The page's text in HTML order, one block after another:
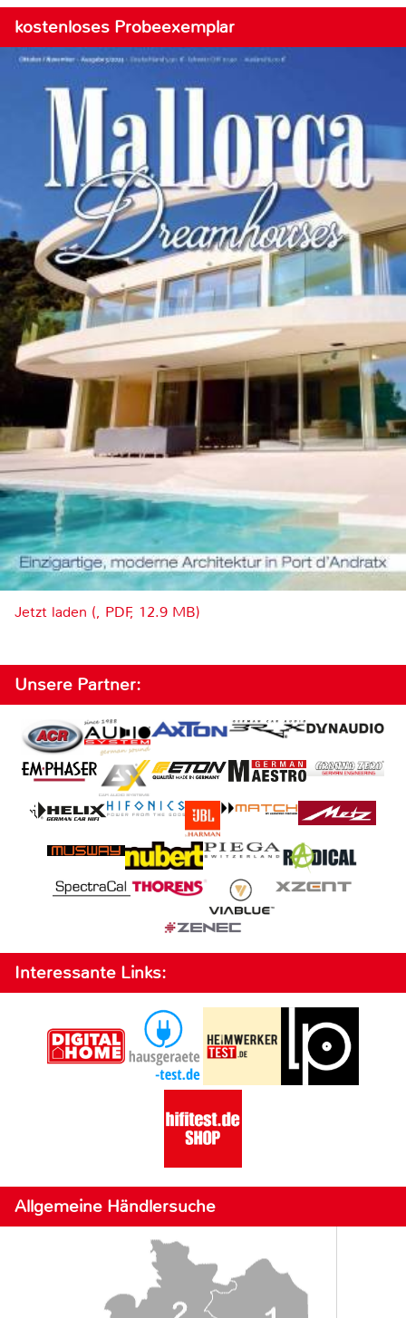
kostenloses Probeexemplar
Jetzt laden (, PDF, 12.9 MB)
Unsere Partner:
Interessante Links:
Allgemeine Händlersuche